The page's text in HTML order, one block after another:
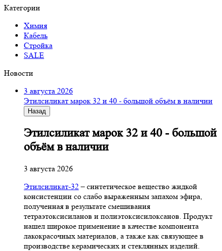
Категории
Химия
Кабель
Стройка
SALE
Новости
3 августа 2026
Этилсиликат марок 32 и 40 - большой объём в наличии
Назад
Этилсиликат марок 32 и 40 - большой
объём в наличии
3 августа 2026
Этилсиликат-32– синтетическое вещество жидкой
консистенции со слабо выраженным запахом эфира,
полученная в результате смешивания
тетpаэтоксисиланов и полиэтоксисилоксанов. Продукт
нашел широкое применение в качестве компонента
лакокрасочных материалов, а также как связующее в
производстве керамических и стеклянных изделий.